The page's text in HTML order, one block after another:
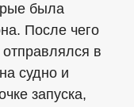
была
После чего
в
судно и
запуска,